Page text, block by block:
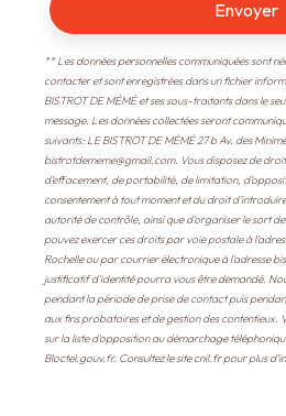
Envoyer
** Les données personnelles communiquées sont
contacter et sont enregistrées dans un fichier
BISTROT DE MÉMÉ et ses sous-traitants dans le
message. Les données collectées seront
suivants: LE BISTROT DE MÉMÉ 27 b Av. des
bistrotdememe@gmail.com. Vous disposez de
d’effacement, de portabilité, de limitation,
consentement à tout moment et du droit
autorité de contrôle, ainsi que d’organiser le sort
pouvez exercer ces droits par voie postale à
Rochelle ou par courrier électronique à l'adresse
justificatif d'identité pourra vous être demandé.
pendant la période de prise de contact puis
aux fins probatoires et de gestion des contentieux.
sur la liste d'opposition au démarchage
Bloctel.gouv.fr. Consultez le site cnil.fr pour plus